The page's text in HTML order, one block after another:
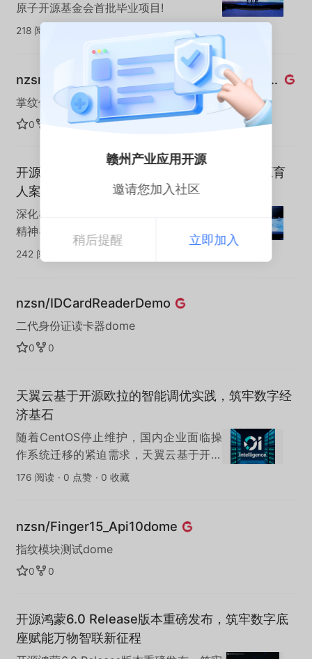
赣州产业应用开源
邀请您加入社区
稍后提醒 立即加入
原子开源基金会首批毕业项目!
218 阅读
nzsn/PalmprintRecognitionAMTPVS50demo
掌纹仪PAM300的dome
0
开源驱动育人范式创新，《2025中国高校开源育
人案例》正式发布
深化教育界与产业界协同创新，推动开源
精神在高校落地生根；推动构建中国高校
开源教育全景图谱，筑牢开源生态发展的
教育根基。
242 阅读
nzsn/IDCardReaderDemo
二代身份证读卡器dome
0 0
天翼云基于开源欧拉的智能调优实践，筑牢数字经
济基石
随着CentOS停止维护，国内企业面临操
作系统迁移的紧迫需求，天翼云基于开源
欧拉研发的CTyunOS，不仅成为这一迁移
176 阅读 · 0 点赞 · 0 收藏
nzsn/Finger15_Api10dome
指纹模块测试dome
0 0
开源鸿蒙6.0 Release版本重磅发布，筑牢数字底
座赋能万物智联新征程